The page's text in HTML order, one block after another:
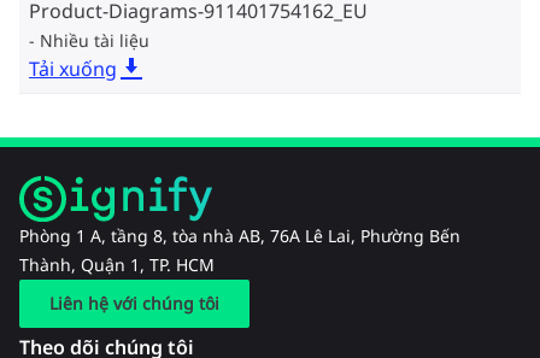
Product-Diagrams-911401754162_EU
Nhiều tài liệu
Tải xuống
Phòng 1 A, tầng 8, tòa nhà AB, 76A Lê Lai, Phường Bến
Thành, Quận 1, TP. HCM
Liên hệ với chúng tôi
Theo dõi chúng tôi